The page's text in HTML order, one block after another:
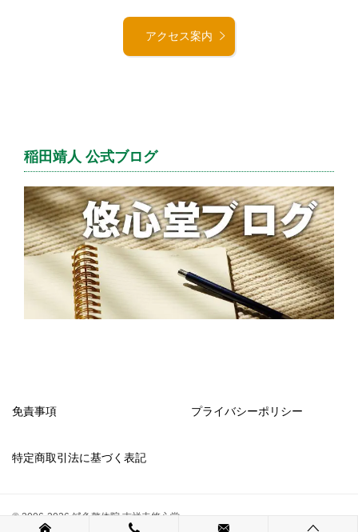
アクセス案内
稲田靖人 公式ブログ
免責事項 プライバシーポリシー
特定商取引法に基づく表記
© 2006-2026 鍼灸整体院 吉祥寺悠心堂